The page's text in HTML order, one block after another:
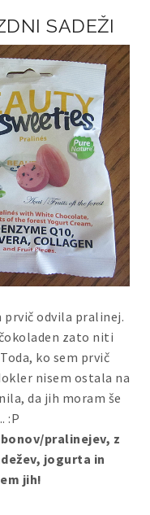
SADEŽI
prvič odvila pralinej.
zato niti
ko sem prvič
nisem ostala na
da jih moram še
:P
pralinejev, z
jogurta in
jih!